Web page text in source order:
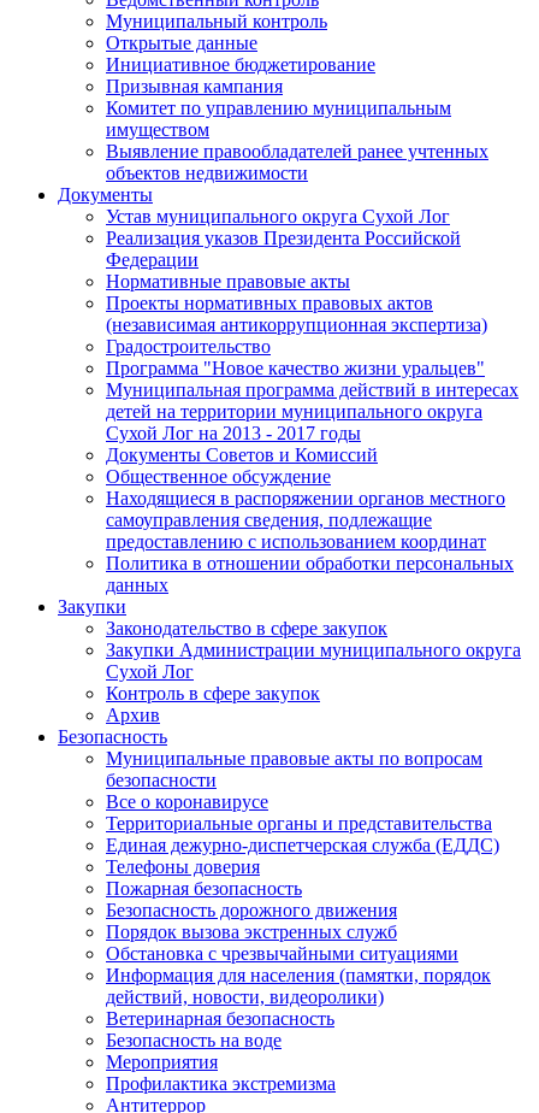
Муниципальный контроль
Открытые данные
Инициативное бюджетирование
Призывная кампания
Комитет по управлению муниципальным
имуществом
Выявление правообладателей ранее учтенных
объектов недвижимости
Документы
Устав муниципального округа Сухой Лог
Реализация указов Президента Российской
Федерации
Нормативные правовые акты
Проекты нормативных правовых актов
(независимая антикоррупционная экспертиза)
Градостроительство
Программа "Новое качество жизни уральцев"
Муниципальная программа действий в интересах
детей на территории муниципального округа
Сухой Лог на 2013 - 2017 годы
Документы Советов и Комиссий
Общественное обсуждение
Находящиеся в распоряжении органов местного
самоуправления сведения, подлежащие
предоставлению с использованием координат
Политика в отношении обработки персональных
данных
Закупки
Законодательство в сфере закупок
Закупки Администрации муниципального округа
Сухой Лог
Контроль в сфере закупок
Архив
Безопасность
Муниципальные правовые акты по вопросам
безопасности
Все о коронавирусе
Территориальные органы и представительства
Единая дежурно-диспетчерская служба (ЕДДС)
Телефоны доверия
Пожарная безопасность
Безопасность дорожного движения
Порядок вызова экстренных служб
Обстановка с чрезвычайными ситуациями
Информация для населения (памятки, порядок
действий, новости, видеоролики)
Ветеринарная безопасность
Безопасность на воде
Мероприятия
Профилактика экстремизма
Антитеррор